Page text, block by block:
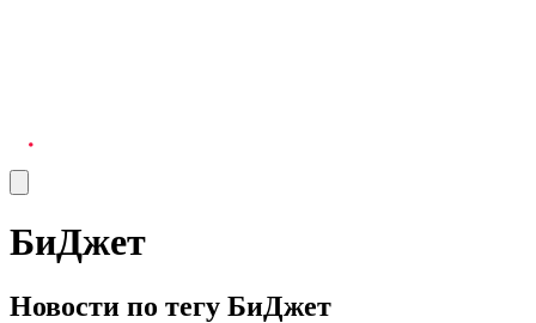
БиДжет
Новости по тегу БиДжет